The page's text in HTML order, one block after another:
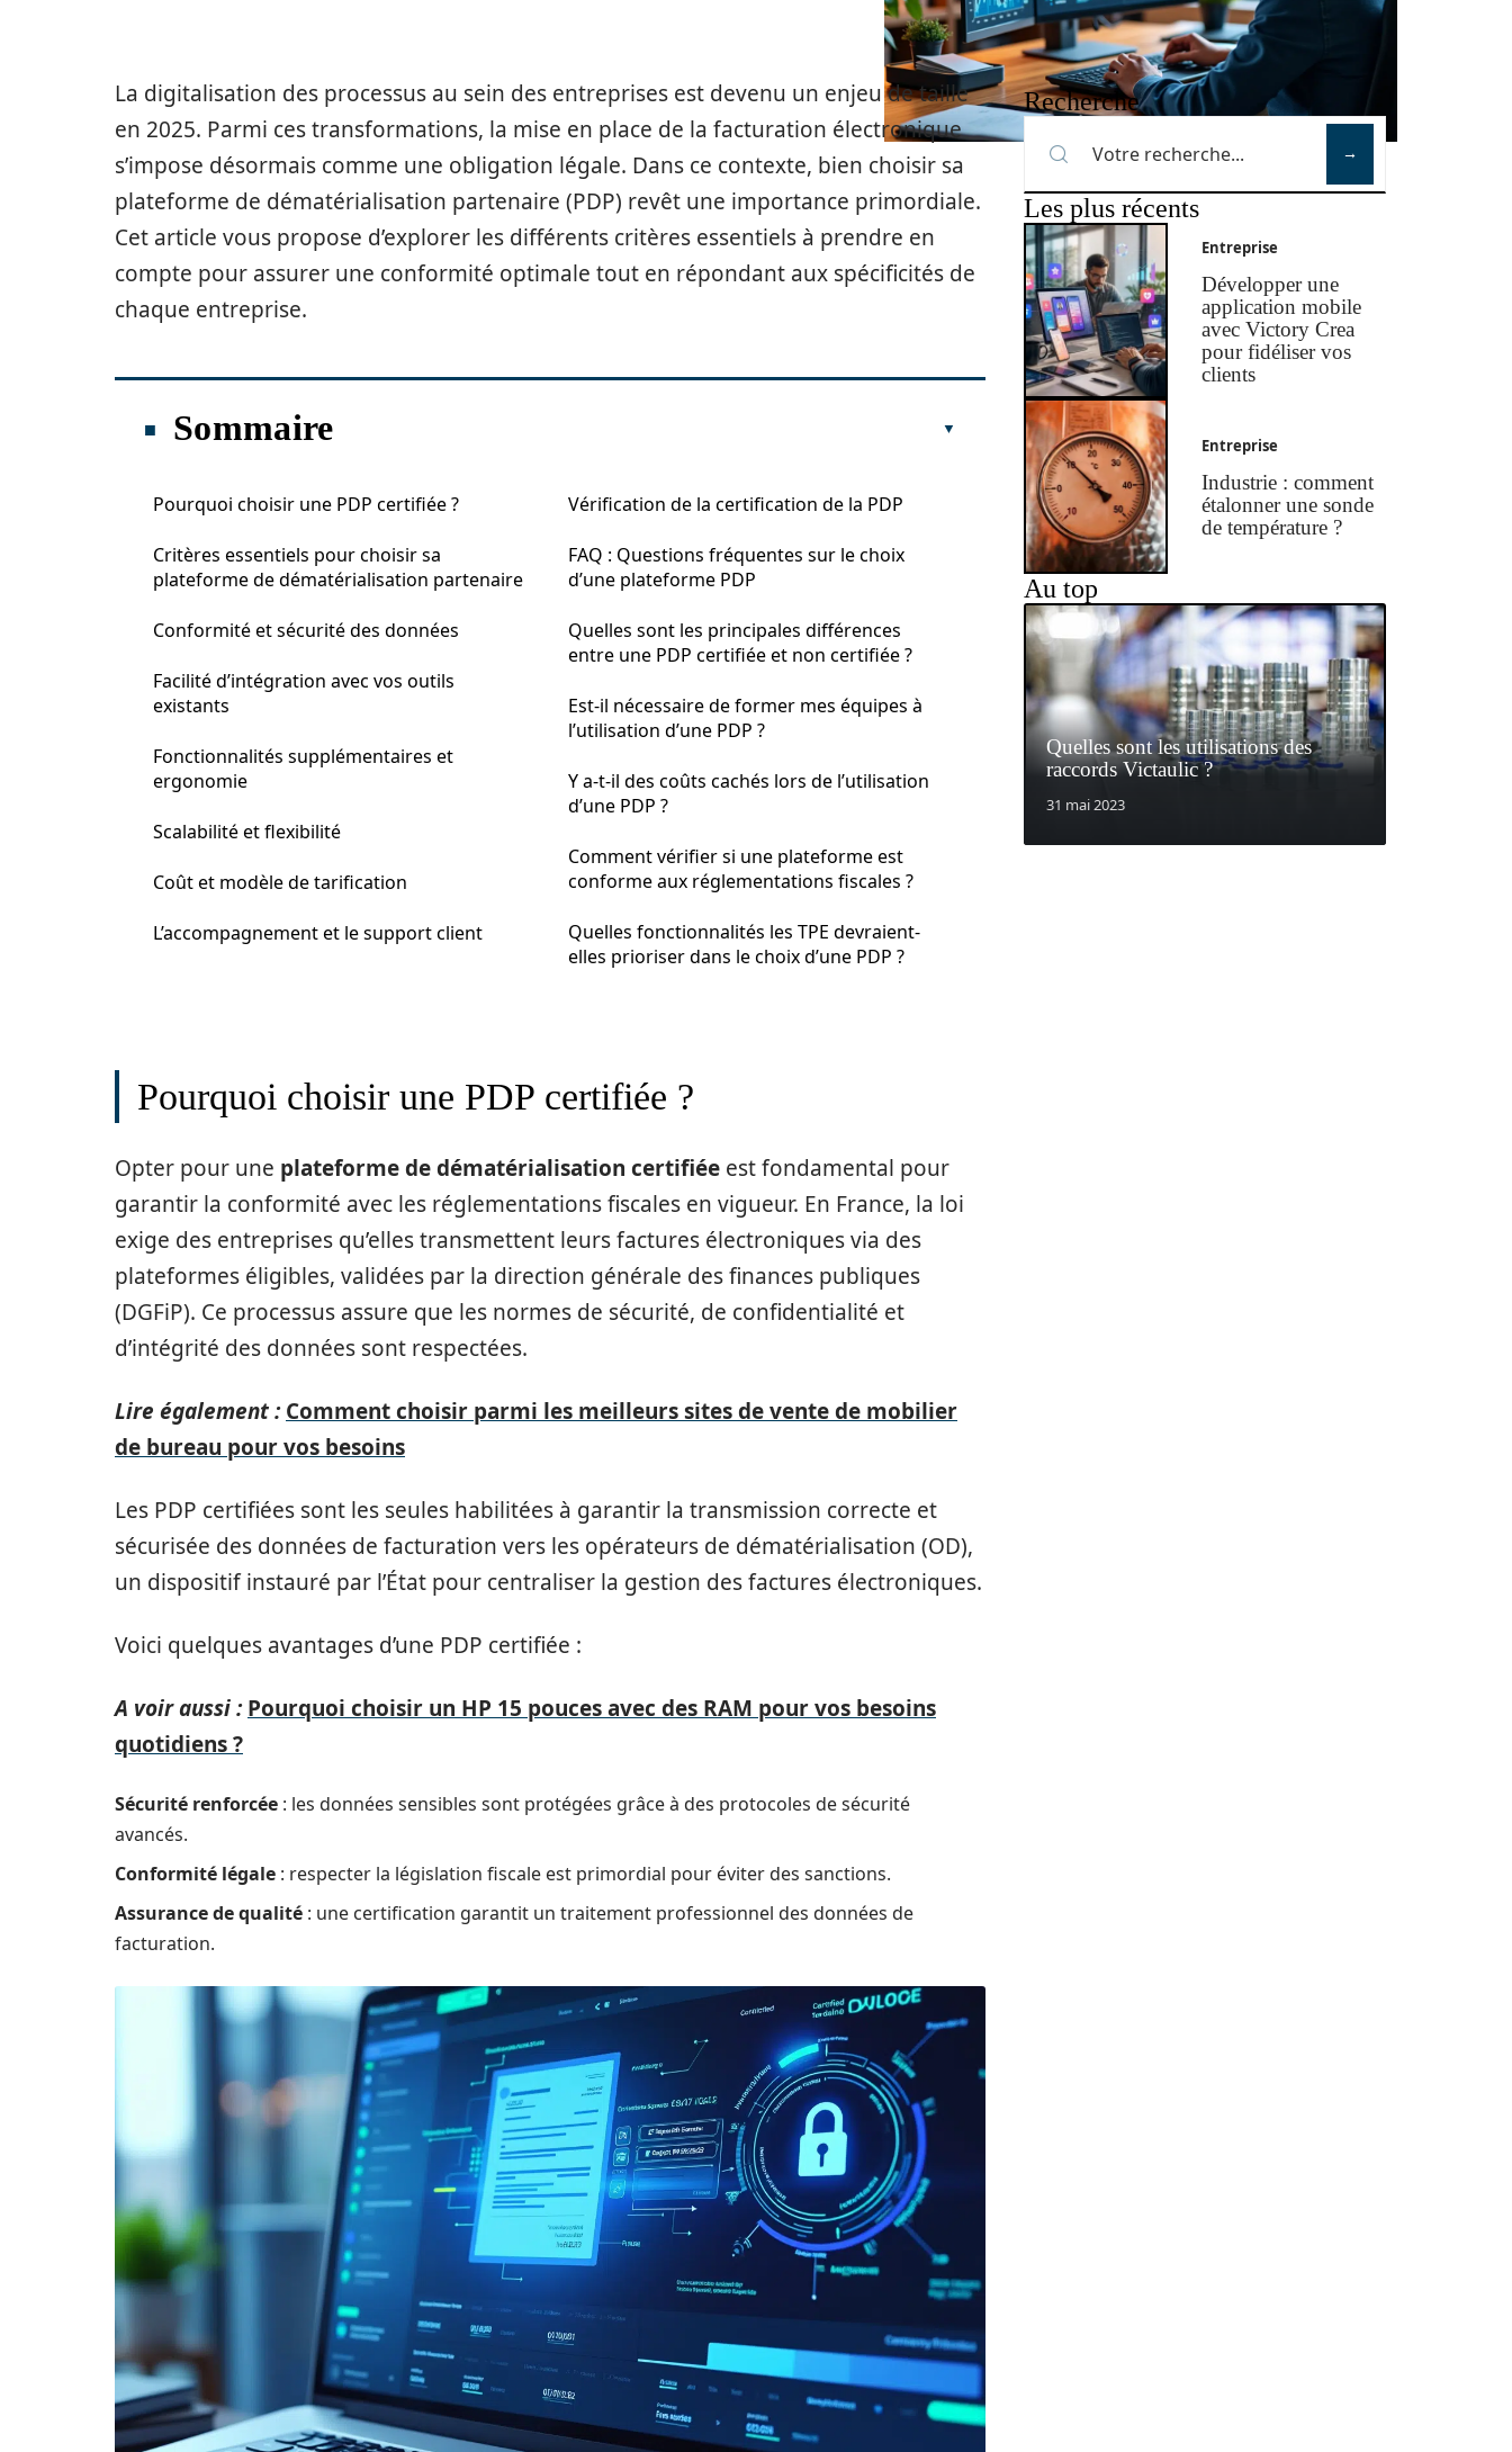
La digitalisation des processus au sein des entreprises est devenu un enjeu de taille
en 2025. Parmi ces transformations, la mise en place de la facturation électronique
s’impose désormais comme une obligation légale. Dans ce contexte, bien choisir sa
plateforme de dématérialisation partenaire (PDP) revêt une importance primordiale.
Cet article vous propose d’explorer les différents critères essentiels à prendre en
compte pour assurer une conformité optimale tout en répondant aux spécificités de
chaque entreprise.
Sommaire
Pourquoi choisir une PDP certifiée ?
Critères essentiels pour choisir sa
plateforme de dématérialisation partenaire
Conformité et sécurité des données
Facilité d’intégration avec vos outils
existants
Fonctionnalités supplémentaires et
ergonomie
Scalabilité et flexibilité
Coût et modèle de tarification
L’accompagnement et le support client
Vérification de la certification de la PDP
FAQ : Questions fréquentes sur le choix
d’une plateforme PDP
Quelles sont les principales différences
entre une PDP certifiée et non certifiée ?
Est-il nécessaire de former mes équipes à
l’utilisation d’une PDP ?
Y a-t-il des coûts cachés lors de l’utilisation
d’une PDP ?
Comment vérifier si une plateforme est
conforme aux réglementations fiscales ?
Quelles fonctionnalités les TPE devraient-
elles prioriser dans le choix d’une PDP ?
Pourquoi choisir une PDP certifiée ?
Opter pour une plateforme de dématérialisation certifiée est fondamental pour
garantir la conformité avec les réglementations fiscales en vigueur. En France, la loi
exige des entreprises qu’elles transmettent leurs factures électroniques via des
plateformes éligibles, validées par la direction générale des finances publiques
(DGFiP). Ce processus assure que les normes de sécurité, de confidentialité et
d’intégrité des données sont respectées.
Lire également : Comment choisir parmi les meilleurs sites de vente de mobilier
de bureau pour vos besoins
Les PDP certifiées sont les seules habilitées à garantir la transmission correcte et
sécurisée des données de facturation vers les opérateurs de dématérialisation (OD),
un dispositif instauré par l’État pour centraliser la gestion des factures électroniques.
Voici quelques avantages d’une PDP certifiée :
A voir aussi : Pourquoi choisir un HP 15 pouces avec des RAM pour vos besoins
quotidiens ?
Sécurité renforcée : les données sensibles sont protégées grâce à des protocoles de sécurité
avancés.
Conformité légale : respecter la législation fiscale est primordial pour éviter des sanctions.
Assurance de qualité : une certification garantit un traitement professionnel des données de
facturation.
Recherche
Les plus récents
Entreprise
Développer une
application mobile
avec Victory Crea
pour fidéliser vos
clients
Entreprise
Industrie : comment
étalonner une sonde
de température ?
Au top
Quelles sont les utilisations des
raccords Victaulic ?
31 mai 2023